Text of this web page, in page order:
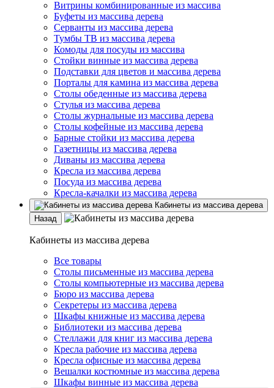
Витрины комбинированные из массива
Буфеты из массива дерева
Серванты из массива дерева
Тумбы ТВ из массива дерева
Комоды для посуды из массива
Стойки винные из массива дерева
Подставки для цветов и массива дерева
Порталы для камина из массива дерева
Столы обеденные из массива дерева
Стулья из массива дерева
Столы журнальные из массива дерева
Столы кофейные из массива дерева
Барные стойки из массива дерева
Газетницы из массива дерева
Диваны из массива дерева
Кресла из массива дерева
Посуда из массива дерева
Кресла-качалки из массива дерева
Кабинеты из массива дерева
Назад
Кабинеты из массива дерева
Все товары
Столы письменные из массива дерева
Столы компьютерные из массива дерева
Бюро из массива дерева
Секретеры из массива дерева
Шкафы книжные из массива дерева
Библиотеки из массива дерева
Стеллажи для книг из массива дерева
Кресла рабочие из массива дерева
Кресла офисные из массива дерева
Вешалки костюмные из массива дерева
Шкафы винные из массива дерева